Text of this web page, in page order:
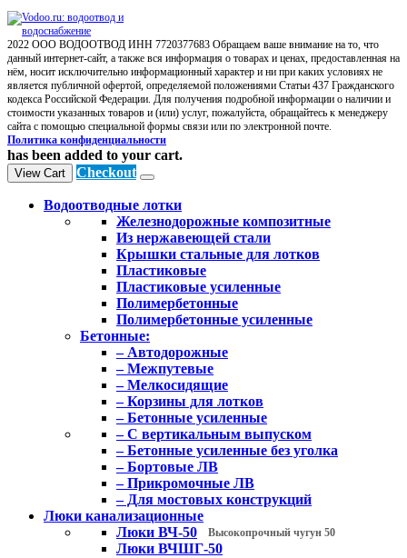
2022 ООО ВОДООТВОД ИНН 7720377683 Обращаем ваше внимание на то, что
данный интернет-сайт, а также вся информация о товарах и ценах, предоставленная на
нём, носит исключительно информационный характер и ни при каких условиях не
является публичной офертой, определяемой положениями Статьи 437 Гражданского
кодекса Российской Федерации. Для получения подробной информации о наличии и
стоимости указанных товаров и (или) услуг, пожалуйста, обращайтесь к менеджеру
сайта с помощью специальной формы связи или по электронной почте.
Политика конфиденциальности
has been added to your cart.
View Cart Checkout
Водоотводные лотки
Железнодорожные композитные
Из нержавеющей стали
Крышки стальные для лотков
Пластиковые
Пластиковые усиленные
Полимербетонные
Полимербетонные усиленные
Бетонные:
– Автодорожные
– Межпутевые
– Мелкосидящие
– Корзины для лотков
– Бетонные усиленные
– С вертикальным выпуском
– Бетонные усиленные без уголка
– Бортовые ЛВ
– Прикромочные ЛВ
– Для мостовых конструкций
Люки канализационные
Люки ВЧ-50
Высокопрочный чугун 50
Люки ВЧШГ-50